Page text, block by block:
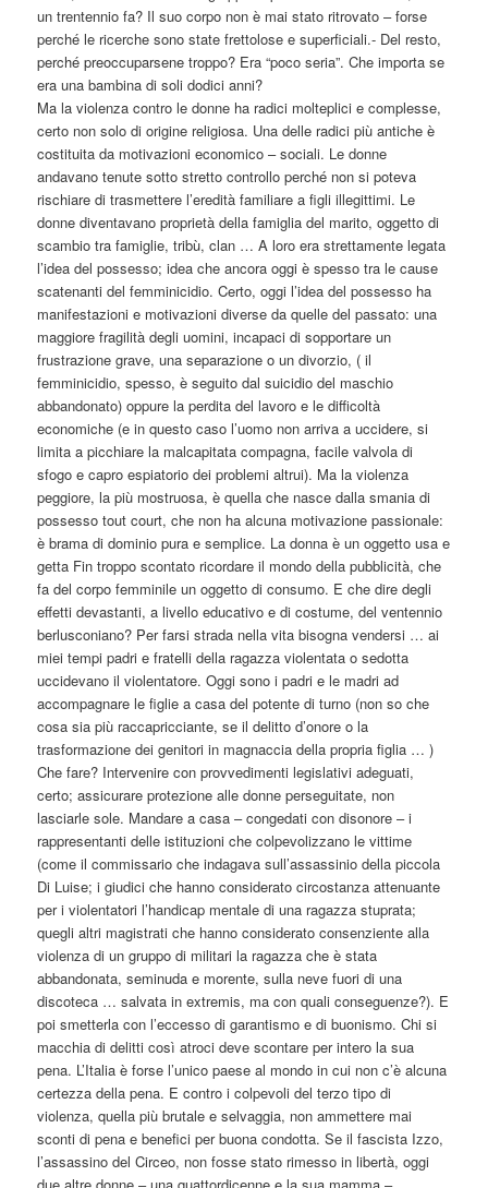
un trentennio fa? Il suo corpo non è mai stato ritrovato – forse
perché le ricerche sono state frettolose e superficiali.- Del resto,
perché preoccuparsene troppo? Era “poco seria”. Che importa se
era una bambina di soli dodici anni?
Ma la violenza contro le donne ha radici molteplici e complesse,
certo non solo di origine religiosa. Una delle radici più antiche è
costituita da motivazioni economico – sociali. Le donne
andavano tenute sotto stretto controllo perché non si poteva
rischiare di trasmettere l’eredità familiare a figli illegittimi. Le
donne diventavano proprietà della famiglia del marito, oggetto di
scambio tra famiglie, tribù, clan … A loro era strettamente legata
l’idea del possesso; idea che ancora oggi è spesso tra le cause
scatenanti del femminicidio. Certo, oggi l’idea del possesso ha
manifestazioni e motivazioni diverse da quelle del passato: una
maggiore fragilità degli uomini, incapaci di sopportare un
frustrazione grave, una separazione o un divorzio, ( il
femminicidio, spesso, è seguito dal suicidio del maschio
abbandonato) oppure la perdita del lavoro e le difficoltà
economiche (e in questo caso l’uomo non arriva a uccidere, si
limita a picchiare la malcapitata compagna, facile valvola di
sfogo e capro espiatorio dei problemi altrui). Ma la violenza
peggiore, la più mostruosa, è quella che nasce dalla smania di
possesso tout court, che non ha alcuna motivazione passionale:
è brama di dominio pura e semplice. La donna è un oggetto usa e
getta Fin troppo scontato ricordare il mondo della pubblicità, che
fa del corpo femminile un oggetto di consumo. E che dire degli
effetti devastanti, a livello educativo e di costume, del ventennio
berlusconiano? Per farsi strada nella vita bisogna vendersi … ai
miei tempi padri e fratelli della ragazza violentata o sedotta
uccidevano il violentatore. Oggi sono i padri e le madri ad
accompagnare le figlie a casa del potente di turno (non so che
cosa sia più raccapricciante, se il delitto d’onore o la
trasformazione dei genitori in magnaccia della propria figlia … )
Che fare? Intervenire con provvedimenti legislativi adeguati,
certo; assicurare protezione alle donne perseguitate, non
lasciarle sole. Mandare a casa – congedati con disonore – i
rappresentanti delle istituzioni che colpevolizzano le vittime
(come il commissario che indagava sull’assassinio della piccola
Di Luise; i giudici che hanno considerato circostanza attenuante
per i violentatori l’handicap mentale di una ragazza stuprata;
quegli altri magistrati che hanno considerato consenziente alla
violenza di un gruppo di militari la ragazza che è stata
abbandonata, seminuda e morente, sulla neve fuori di una
discoteca … salvata in extremis, ma con quali conseguenze?). E
poi smetterla con l’eccesso di garantismo e di buonismo. Chi si
macchia di delitti così atroci deve scontare per intero la sua
pena. L’Italia è forse l’unico paese al mondo in cui non c’è alcuna
certezza della pena. E contro i colpevoli del terzo tipo di
violenza, quella più brutale e selvaggia, non ammettere mai
sconti di pena e benefici per buona condotta. Se il fascista Izzo,
l’assassino del Circeo, non fosse stato rimesso in libertà, oggi